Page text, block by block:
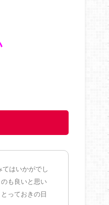
はいかがでし
も良いと思い
っておきの日